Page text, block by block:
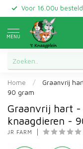
Voor 16.00u
MENU
Home /
Graanvrij
90 gram
Graanvrij hart -
knaagdieren -
JR FARM